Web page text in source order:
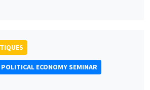
ECONOMY SEMINAR